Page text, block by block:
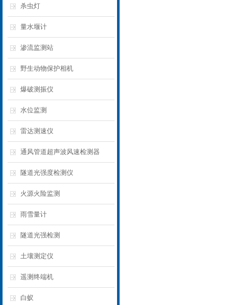
杀虫灯
量水堰计
渗流监测站
野生动物保护相机
爆破测振仪
水位监测
雷达测速仪
通风管道超声波风速检测器
隧道光强度检测仪
火源火险监测
雨雪量计
隧道光强检测
土壤测定仪
遥测终端机
白蚁